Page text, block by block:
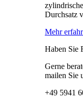
Durchsatz
Mehr
Haben Sie
Gerne
mailen Sie
+49 5941